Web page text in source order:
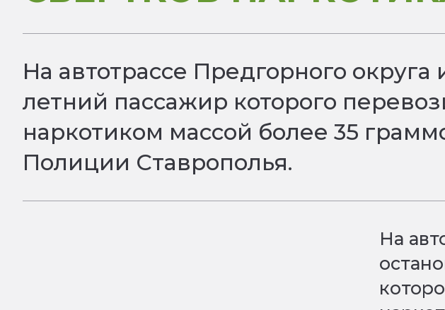
На автотрассе Предгорного
летний пассажир которого
наркотиком массой более 35
Полиции Ставрополья.
На